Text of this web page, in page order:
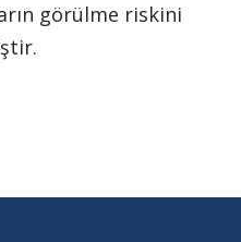
görülme riskini